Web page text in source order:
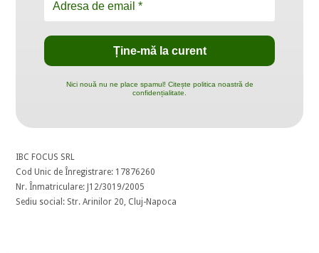
Nici nouă nu ne place spamul! Citește politica noastră de
confidențialitate.
IBC FOCUS SRL
Cod Unic de Înregistrare: 17876260
Nr. Înmatriculare: J12/3019/2005
Sediu social: Str. Arinilor 20, Cluj-Napoca